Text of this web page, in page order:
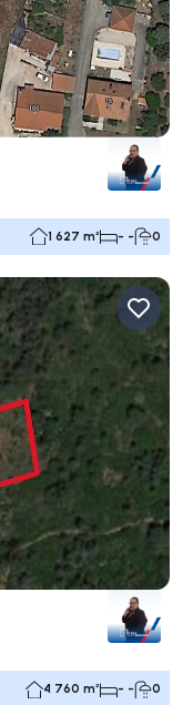
1 627 m² - - 0
4 760 m² - - 0